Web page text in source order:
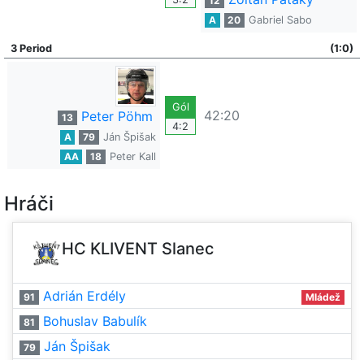
A 20 Gabriel Sabo
3 Period (1:0)
13 Peter Pöhm
A 79
Ján Špišak
AA
18 Peter Kall
Gól
4:2
42:20
Hráči
HC KLIVENT Slanec
91 Adrián Erdély Mládež
81 Bohuslav Babulík
79 Ján Špišak